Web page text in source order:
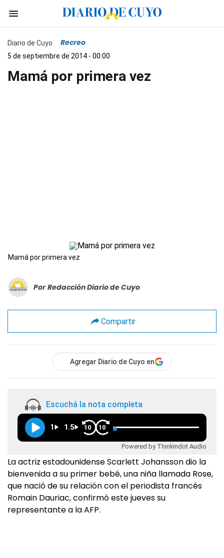
Diario de Cuyo Recreo
5 de septiembre de 2014 - 00:00
Mamá por primera vez
Mamá por primera vez
Por Redacción Diario de Cuyo
Compartir
Agregar Diario de Cuyo en
Escuchá la nota completa
1 1.5 10 10
Powered by Thinkindot Audio
La actriz estadounidense Scarlett Johansson dio la
bienvenida a su primer bebé, una niña llamada Rose,
que nació de su relación con el periodista francés
Romain Dauriac, confirmó este jueves su
representante a la AFP.